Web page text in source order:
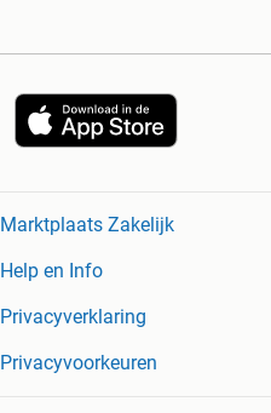
Marktplaats Zakelijk
Help en Info
Privacyverklaring
Privacyvoorkeuren